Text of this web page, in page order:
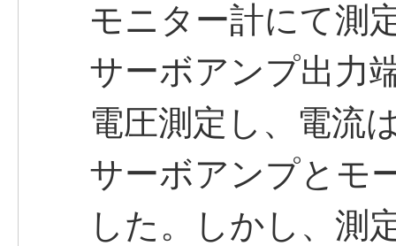
モニター計にて測
サーボアンプ出力
電圧測定し、電流
サーボアンプとモ
した。しかし、測